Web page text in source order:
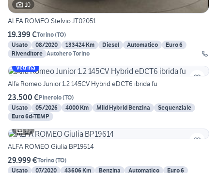
10
ALFA ROMEO Stelvio JT02051
19.399 €Torino(TO)
Usato
08/2020 133424 Km Diesel Automatico
Euro 6
Rivenditore Autohero Torino
Vetrina
Alfa Romeo Junior 1.2 145CV Hybrid eDCT6 ibrida fu
23.500 €Pinerolo(TO)
Usato
05/2026 4000 Km Mild Hybrid Benzina
Sequenziale
Euro 6d-TEMP
10
ALFA ROMEO Giulia BP19614
29.999 €Torino(TO)
Usato
07/2020 43606 Km Benzina Automatico
Euro 6